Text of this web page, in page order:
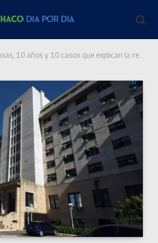
y 10 casos que explican la resistencia al sistema acusatorio